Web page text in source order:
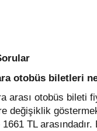
otobüs biletleri
arası otobüs bileti
değişiklik
TL arasındadır.